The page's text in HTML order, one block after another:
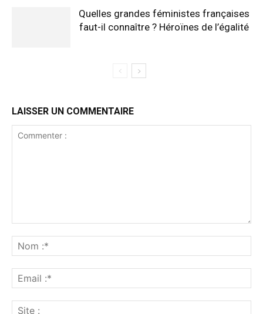
Quelles grandes féministes françaises
faut-il connaître ? Héroïnes de l’égalité
LAISSER UN COMMENTAIRE